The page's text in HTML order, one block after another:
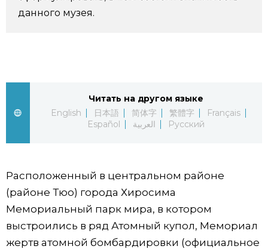
данного музея.
Читать на другом языке
English
日本語 简体字 繁體字
Français
Español
العربية Русский
Расположенный в центральном районе
(районе Тюо) города Хиросима
Мемориальный парк мира, в котором
выстроились в ряд Атомный купол, Мемориал
жертв атомной бомбардировки (официальное